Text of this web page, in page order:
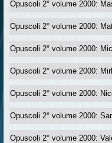
Opuscoli 2° volume 2000:
Opuscoli 2° volume 2000:
Opuscoli 2° volume 2000:
Opuscoli 2° volume 2000:
Opuscoli 2° volume 2000:
Opuscoli 2° volume 2000:
Opuscoli 2° volume 2000: